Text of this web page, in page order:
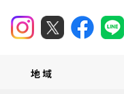
地域